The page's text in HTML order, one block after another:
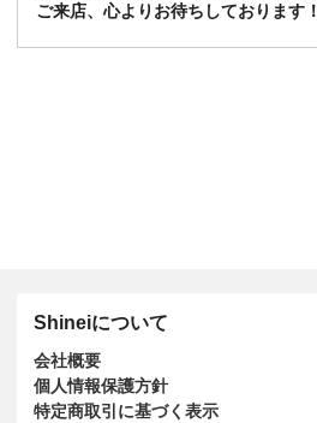
ご来店、心よりお待ちしております！
Shineiについて
会社概要
個人情報保護方針
特定商取引に基づく表示